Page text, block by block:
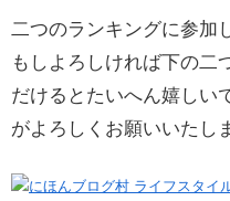
二つのランキングに参加
もしよろしければ下の二
だけるとたいへん嬉しい
がよろしくお願いいたし